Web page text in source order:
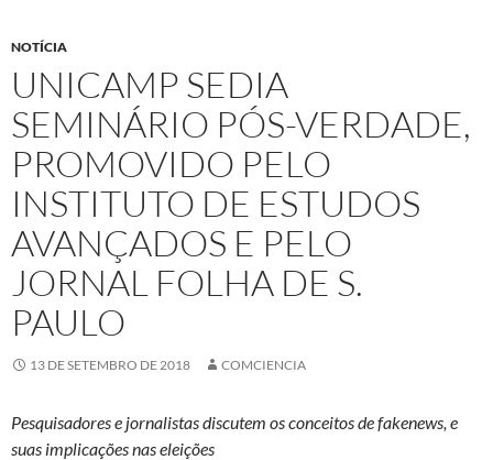
NOTÍCIA
UNICAMP SEDIA
SEMINÁRIO PÓS-VERDADE,
PROMOVIDO PELO
INSTITUTO DE ESTUDOS
AVANÇADOS E PELO
JORNAL FOLHA DE S.
PAULO
13 DE SETEMBRO DE 2018 COMCIENCIA
Pesquisadores e jornalistas discutem os conceitos de fakenews, e
suas implicações nas eleições